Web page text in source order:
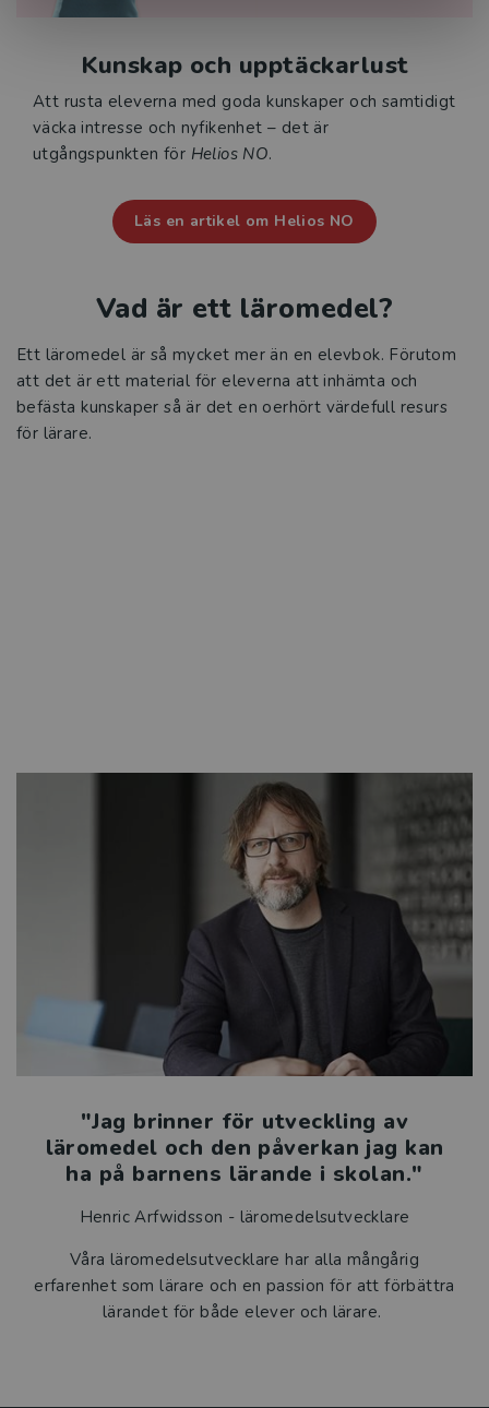
Kunskap och upptäckarlust
Att rusta eleverna med goda kunskaper och samtidigt
väcka intresse och nyfikenhet – det är
utgångspunkten för Helios NO.
Läs en artikel om Helios NO
Vad är ett läromedel?
Ett läromedel är så mycket mer än en elevbok. Förutom
att det är ett material för eleverna att inhämta och
befästa kunskaper så är det en oerhört värdefull resurs
för lärare.
"Jag brinner för utveckling av
läromedel och den påverkan jag kan
ha på barnens lärande i skolan."
Henric Arfwidsson - läromedelsutvecklare
Våra läromedelsutvecklare har alla mångårig
erfarenhet som lärare och en passion för att förbättra
lärandet för både elever och lärare.